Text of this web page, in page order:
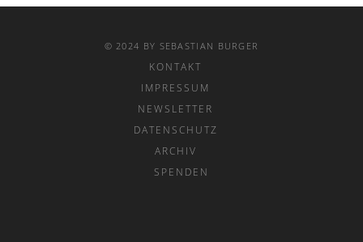
© 2024 BY SEBASTIAN BURGER
KONTAKT
IMPRESSUM
NEWSLETTER
DATENSCHUTZ
ARCHIV
SPENDEN